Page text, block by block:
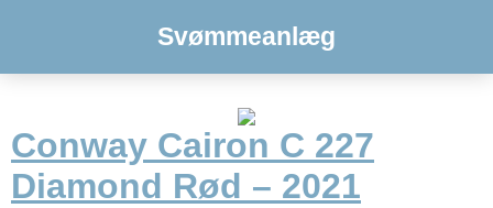
Svømmeanlæg
Conway Cairon C 227
Diamond Rød – 2021